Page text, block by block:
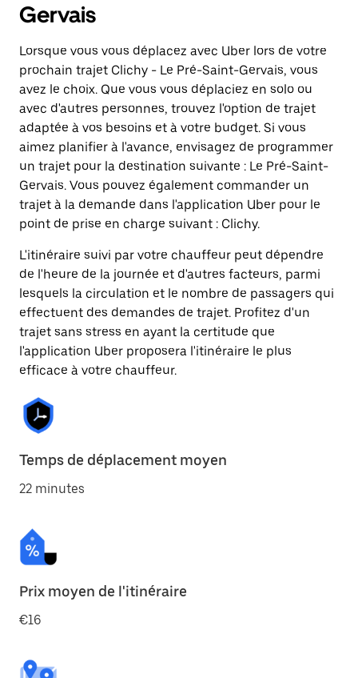
Gervais
Lorsque vous vous déplacez avec Uber lors de votre
prochain trajet Clichy - Le Pré-Saint-Gervais, vous
avez le choix. Que vous vous déplaciez en solo ou
avec d'autres personnes, trouvez l'option de trajet
adaptée à vos besoins et à votre budget. Si vous
aimez planifier à l'avance, envisagez de programmer
un trajet pour la destination suivante : Le Pré-Saint-
Gervais. Vous pouvez également commander un
trajet à la demande dans l'application Uber pour le
point de prise en charge suivant : Clichy.
L'itinéraire suivi par votre chauffeur peut dépendre
de l'heure de la journée et d'autres facteurs, parmi
lesquels la circulation et le nombre de passagers qui
effectuent des demandes de trajet. Profitez d'un
trajet sans stress en ayant la certitude que
l'application Uber proposera l'itinéraire le plus
efficace à votre chauffeur.
Temps de déplacement moyen
22 minutes
Prix moyen de l'itinéraire
€16